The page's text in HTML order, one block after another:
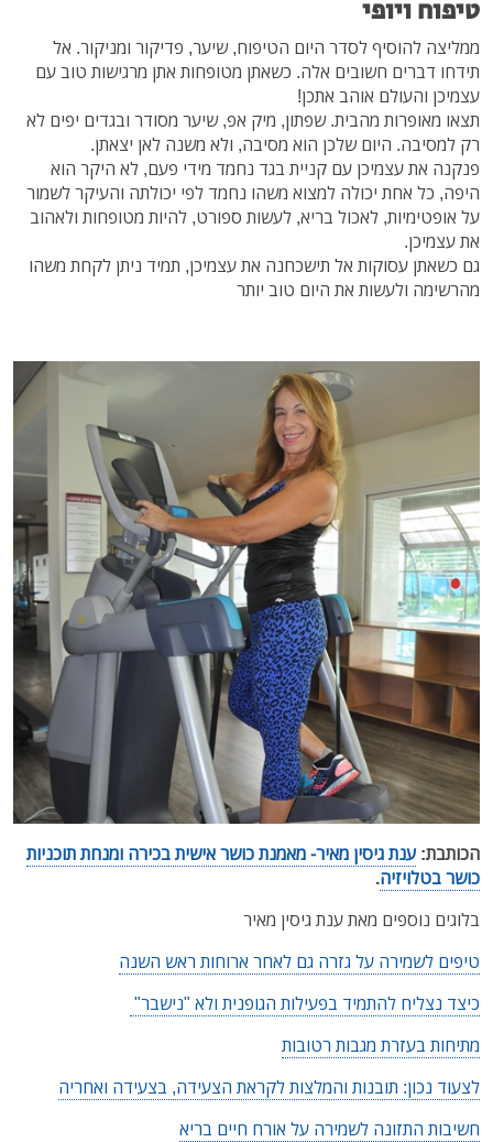
טיפוח ויופי
ממליצה להוסיף לסדר היום הטיפוח, שיער, פדיקור ומניקור. אל
תידחו דברים חשובים אלה. כשאתן מטופחות אתן מרגישות טוב עם
עצמיכן והעולם אוהב אתכן!
תצאו מאופרות מהבית. שפתון, מיק אפ, שיער מסודר ובגדים יפים לא
רק למסיבה. היום שלכן הוא מסיבה, ולא משנה לאן יצאתן.
פנקנה את עצמיכן עם קניית בגד נחמד מידי פעם, לא היקר הוא
היפה, כל אחת יכולה למצוא משהו נחמד לפי יכולתה והעיקר לשמור
על אופטימיות, לאכול בריא, לעשות ספורט, להיות מטופחות ולאהוב
את עצמיכן.
גם כשאתן עסוקות אל תישכחנה את עצמיכן, תמיד ניתן לקחת משהו
מהרשימה ולעשות את היום טוב יותר
הכותבת: ענת גיסין מאיר- מאמנת כושר אישית בכירה ומנחת תוכניות
כושר בטלויזיה.
בלוגים נוספים מאת ענת גיסין מאיר
טיפים לשמירה על גזרה גם לאחר ארוחות ראש השנה
כיצד נצליח להתמיד בפעילות הגופנית ולא "נישבר"
מתיחות בעזרת מגבות רטובות
לצעוד נכון: תובנות והמלצות לקראת הצעידה, בצעידה ואחריה
חשיבות התזונה לשמירה על אורח חיים בריא